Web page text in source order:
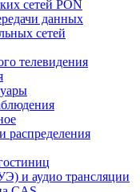
сетей PON
данных
сетей
телевидения
распределения
и аудио трансляции